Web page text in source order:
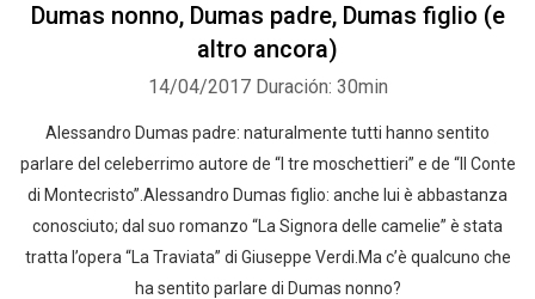
Dumas nonno, Dumas padre, Dumas figlio (e
altro ancora)
14/04/2017 Duración: 30min
Alessandro Dumas padre: naturalmente tutti hanno sentito
parlare del celeberrimo autore de “I tre moschettieri” e de “Il Conte
di Montecristo”.Alessandro Dumas figlio: anche lui è abbastanza
conosciuto; dal suo romanzo “La Signora delle camelie” è stata
tratta l’opera “La Traviata” di Giuseppe Verdi.Ma c’è qualcuno che
ha sentito parlare di Dumas nonno?